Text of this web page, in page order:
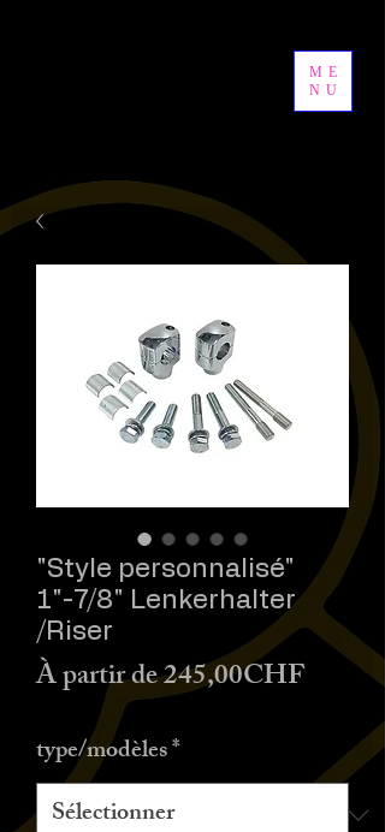
ME
NU
"Style personnalisé"
1"-7/8" Lenkerhalter
/Riser
À partir de245,00CHFPrix
type/modèles*